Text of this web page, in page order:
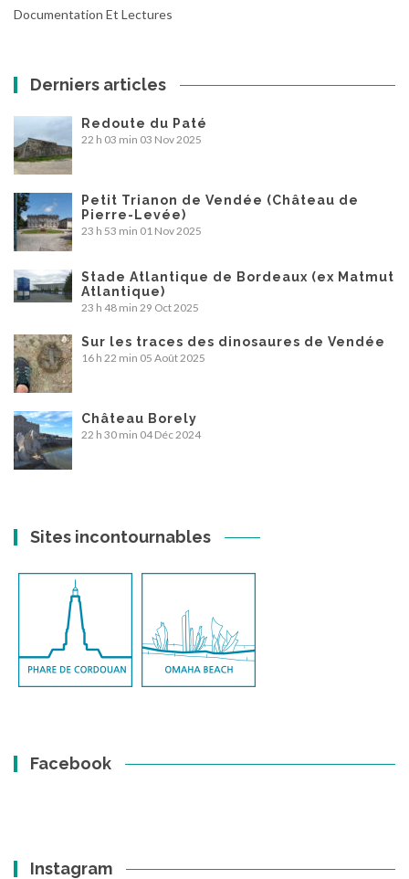
Documentation Et Lectures
Derniers articles
Redoute du Paté
22 h 03 min 03 Nov 2025
Petit Trianon de Vendée (Château de
Pierre-Levée)
23 h 53 min 01 Nov 2025
Stade Atlantique de Bordeaux (ex Matmut
Atlantique)
23 h 48 min 29 Oct 2025
Sur les traces des dinosaures de Vendée
16 h 22 min 05 Août 2025
Château Borely
22 h 30 min 04 Déc 2024
Sites incontournables
Facebook
Instagram